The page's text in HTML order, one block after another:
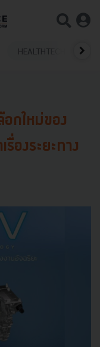
HEALTHTECH
อกใหม่ของ
องระยะทาง